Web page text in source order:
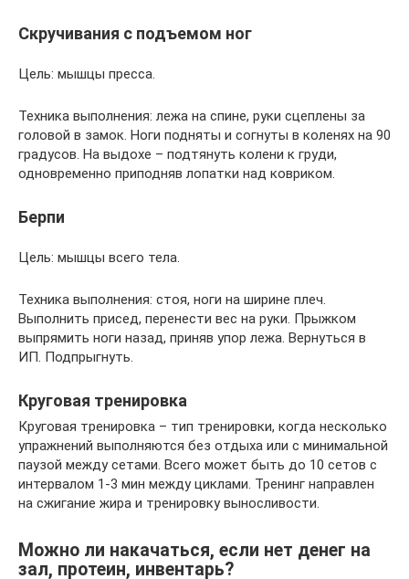
Скручивания с подъемом ног
Цель: мышцы пресса.
Техника выполнения: лежа на спине, руки сцеплены за
головой в замок. Ноги подняты и согнуты в коленях на 90
градусов. На выдохе – подтянуть колени к груди,
одновременно приподняв лопатки над ковриком.
Берпи
Цель: мышцы всего тела.
Техника выполнения: стоя, ноги на ширине плеч.
Выполнить присед, перенести вес на руки. Прыжком
выпрямить ноги назад, приняв упор лежа. Вернуться в
ИП. Подпрыгнуть.
Круговая тренировка
Круговая тренировка – тип тренировки, когда несколько
упражнений выполняются без отдыха или с минимальной
паузой между сетами. Всего может быть до 10 сетов с
интервалом 1-3 мин между циклами. Тренинг направлен
на сжигание жира и тренировку выносливости.
Можно ли накачаться, если нет денег на
зал, протеин, инвентарь?